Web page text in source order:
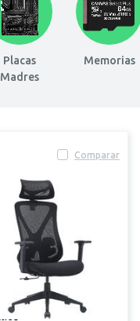
Placas
Madres
Memorias
Comparar